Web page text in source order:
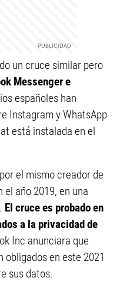
un cruce similar pero
Messenger e
españoles han
Instagram y WhatsApp
está instalada en el
el mismo creador de
el año 2019, en una
El cruce es probado en
a la privacidad de
Inc anunciara que
obligados en este 2021
sus datos.